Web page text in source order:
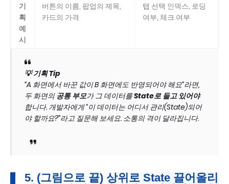
기
획
예
시
버튼의 이름, 팝업의 제목,
카드의 가격
탭 선택 인덱스, 로딩
여부, 체크 여부
💡 기획 Tip
“A 화면에서 바꾼 값이 B 화면에도 반영되어야 해요”라면,
두 화면의 공통 부모가 그 데이터를State로 들고 있어야
합니다. 개발자에게 “이 데이터는 어디서 관리(State)되어
야 할까요?”라고 질문해 보세요. 소통의 격이 달라집니다.
5. (그림으로 끝) 상위로 State 끌어올리